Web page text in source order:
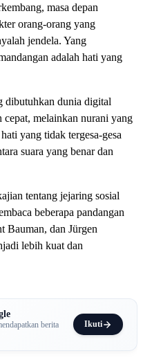
masa depan
orang-orang yang
jendela. Yang
adalah hati yang
dibutuhkan dunia digital
melainkan nurani yang
yang tidak tergesa-gesa
suara yang benar dan
tentang jejaring sosial
beberapa pandangan
Bauman, dan Jürgen
lebih kuat dan
berita
Ikuti